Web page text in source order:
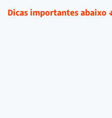
Dicas importantes abaixo